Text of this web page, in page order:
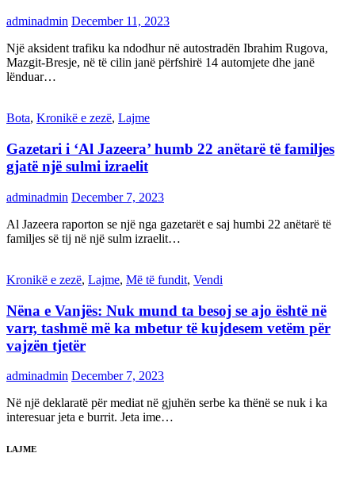
adminadmin December 11, 2023
Një aksident trafiku ka ndodhur në autostradën Ibrahim Rugova,
Mazgit-Bresje, në të cilin janë përfshirë 14 automjete dhe janë
lënduar…
Bota, Kronikë e zezë, Lajme
Gazetari i ‘Al Jazeera’ humb 22 anëtarë të familjes
gjatë një sulmi izraelit
adminadmin December 7, 2023
Al Jazeera raporton se një nga gazetarët e saj humbi 22 anëtarë të
familjes së tij në një sulm izraelit…
Kronikë e zezë, Lajme, Më të fundit, Vendi
Nëna e Vanjës: Nuk mund ta besoj se ajo është në
varr, tashmë më ka mbetur të kujdesem vetëm për
vajzën tjetër
adminadmin December 7, 2023
Në një deklaratë për mediat në gjuhën serbe ka thënë se nuk i ka
interesuar jeta e burrit. Jeta ime…
LAJME